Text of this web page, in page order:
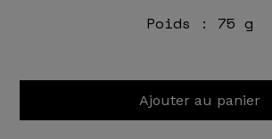
Poids : 75 g
Ajouter au panier